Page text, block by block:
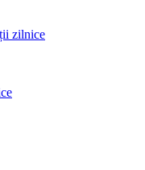
zilnice